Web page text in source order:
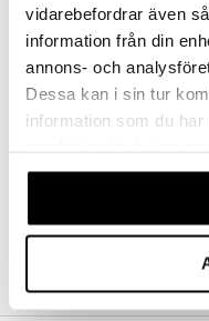
vidarebefordrar även
information från din
annons- och
Dessa kan i sin tur
information som du
våra cookies vid
Swedish Supplements